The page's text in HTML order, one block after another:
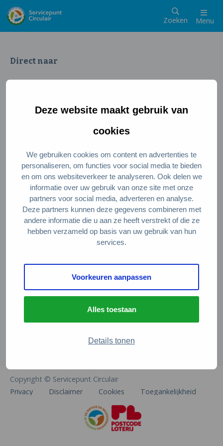
Deze website maakt gebruik van
cookies
We gebruiken cookies om content en advertenties te
personaliseren, om functies voor social media te bieden
en om ons websiteverkeer te analyseren. Ook delen we
informatie over uw gebruik van onze site met onze
partners voor social media, adverteren en analyse.
Deze partners kunnen deze gegevens combineren met
andere informatie die u aan ze heeft verstrekt of die ze
hebben verzameld op basis van uw gebruik van hun
services.
Voorkeuren aanpassen
Alles toestaan
Details tonen
Zoeken Menu
Direct naar
Wat is een circulaire samenleving
Meedoen als ondernemer
Circulaire producten en diensten
Wie zijn wij?
Over ons
Stel je vraag
Servicepunt Team
Veelgestelde vragen
De Natuur en Milieufederaties
Arthur van Schendelstraat 600
info@natuurenmilieufederaties.nl
Copyright © Servicepunt Circulair
Privacy
Disclaimer Cookies Toegankelijkheid